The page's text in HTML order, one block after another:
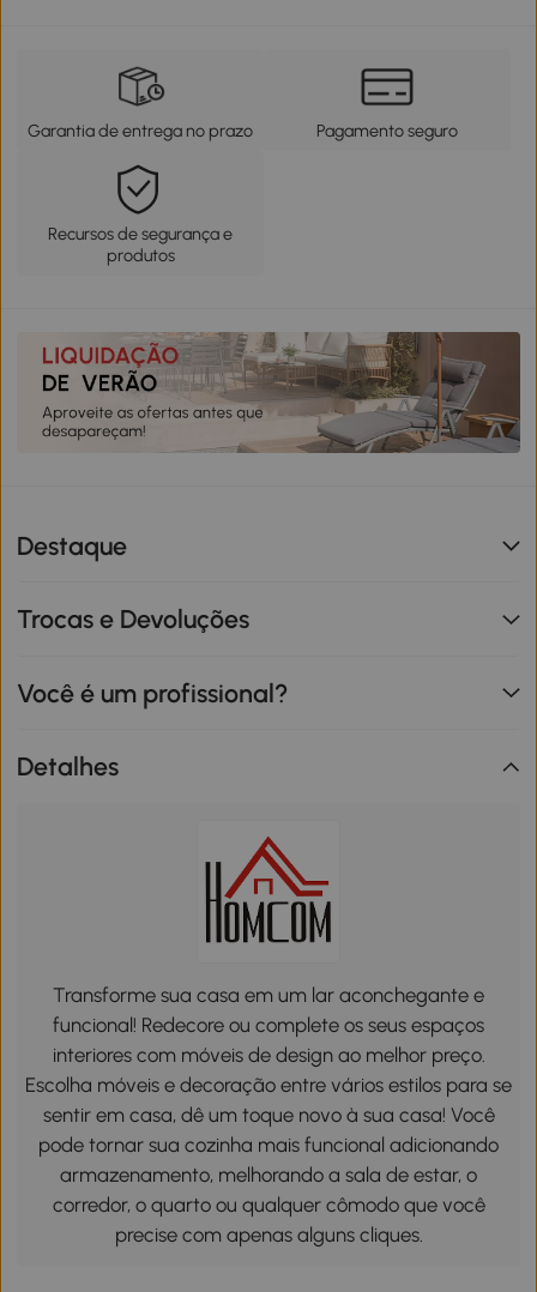
Garantia de entrega no prazo Pagamento seguro
Recursos de segurança e
produtos
Destaque
Trocas e Devoluções
Você é um profissional?
Detalhes
Transforme sua casa em um lar aconchegante e
funcional! Redecore ou complete os seus espaços
interiores com móveis de design ao melhor preço.
Escolha móveis e decoração entre vários estilos para se
sentir em casa, dê um toque novo à sua casa! Você
pode tornar sua cozinha mais funcional adicionando
armazenamento, melhorando a sala de estar, o
corredor, o quarto ou qualquer cômodo que você
precise com apenas alguns cliques.